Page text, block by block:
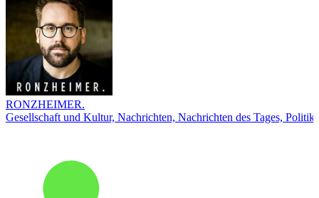
RONZHEIMER.
Gesellschaft und Kultur, Nachrichten, Nachrichten des Tages, Politik